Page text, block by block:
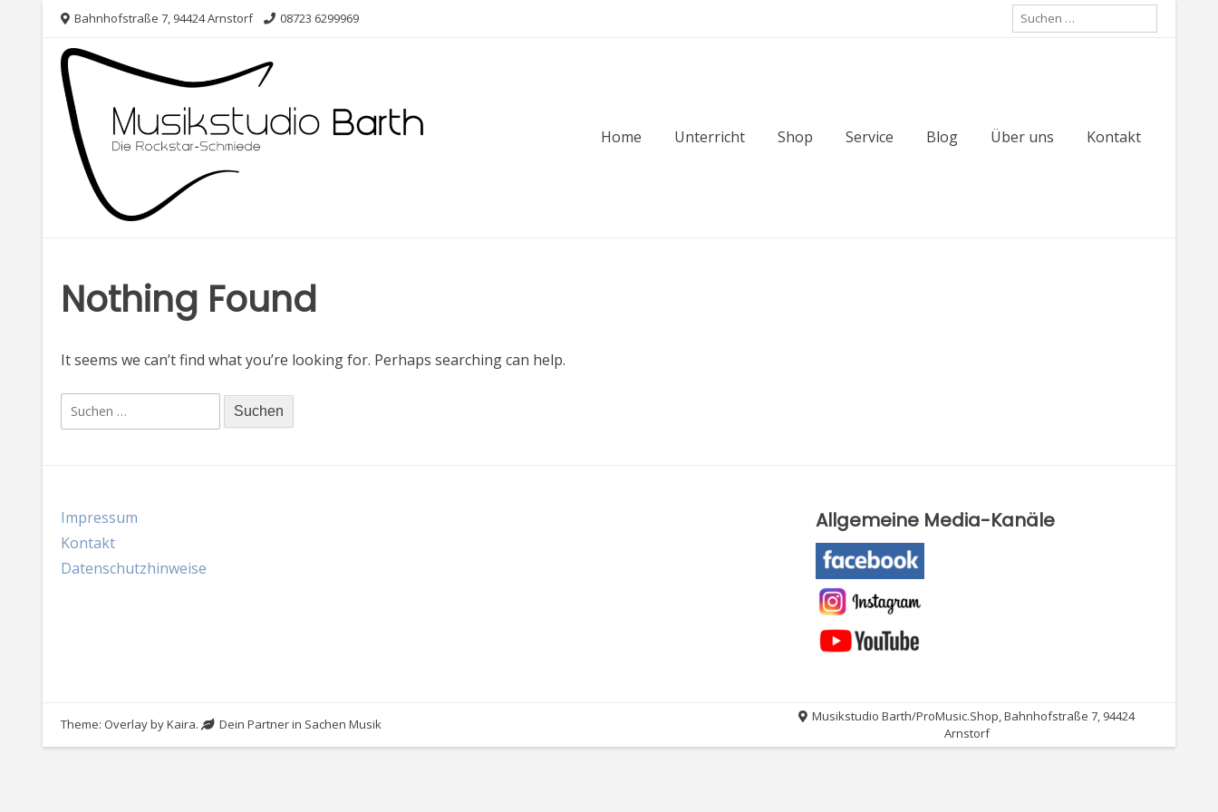
Skip
content
Bahnhofstraße 7, 94424 Arnstorf 08723 6299969
Suche
nach:
Home Unterricht Shop Service Blog Über uns Kontakt
Nothing Found
It seems we can’t find what you’re looking for. Perhaps searching can help.
Suche
nach:
Impressum
Kontakt
Datenschutzhinweise
Allgemeine Media-Kanäle
Theme: Overlay byKaira. Dein Partner in Sachen Musik
Musikstudio Barth/ProMusic.Shop, Bahnhofstraße 7, 94424
Arnstorf